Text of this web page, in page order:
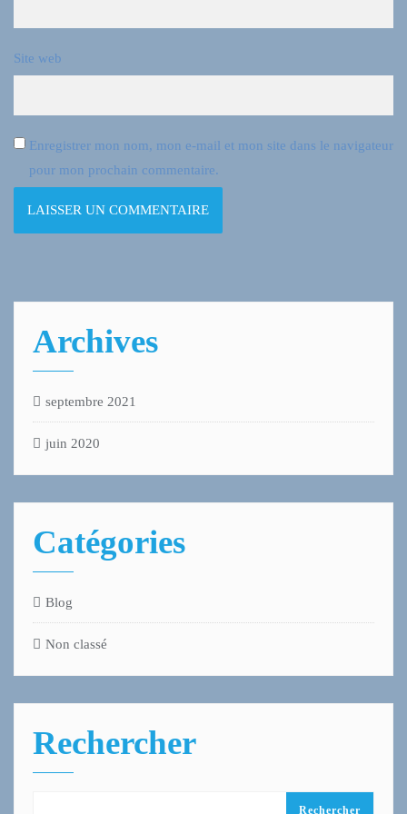
Site web
Enregistrer mon nom, mon e-mail et mon site dans le navigateur
pour mon prochain commentaire.
Archives
septembre 2021
juin 2020
Catégories
Blog
Non classé
Rechercher
Rechercher